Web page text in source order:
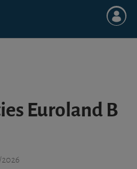
Euroland B